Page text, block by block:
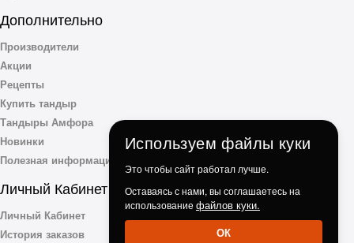
Дополнительно
Производители
Акции
Рецепты
Купить тандыр
Тандыры Амфора
Новинки
Полезная информация
Личный Кабинет
Личный Кабинет
История заказов
Используем файлы куки
Это чтобы сайт работал лучше.
Оставаясь с нами, вы соглашаетесь на
использование файлов куки.
ОК